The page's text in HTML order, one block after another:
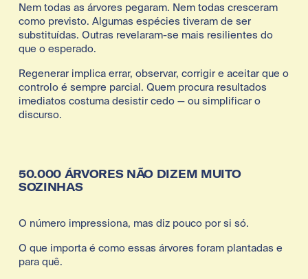
Nem todas as árvores pegaram. Nem todas cresceram
como previsto. Algumas espécies tiveram de ser
substituídas. Outras revelaram-se mais resilientes do
que o esperado.
Regenerar implica errar, observar, corrigir e aceitar que o
controlo é sempre parcial. Quem procura resultados
imediatos costuma desistir cedo — ou simplificar o
discurso.
50.000 ÁRVORES NÃO DIZEM MUITO
SOZINHAS
O número impressiona, mas diz pouco por si só.
O que importa é como essas árvores foram plantadas e
para quê.